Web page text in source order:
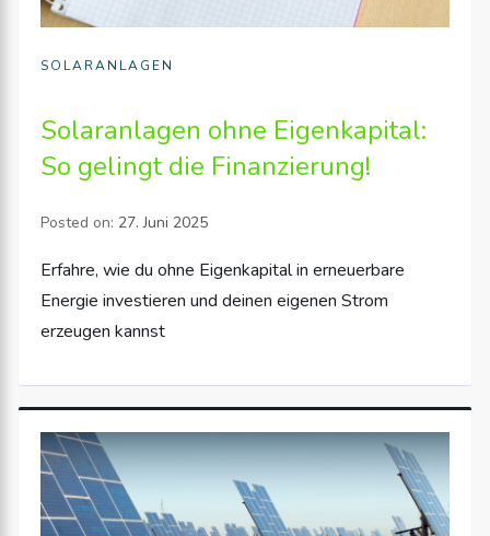
SOLARANLAGEN
Solaranlagen ohne Eigenkapital:
So gelingt die Finanzierung!
Posted on: 27. Juni 2025
Erfahre, wie du ohne Eigenkapital in erneuerbare
Energie investieren und deinen eigenen Strom
erzeugen kannst